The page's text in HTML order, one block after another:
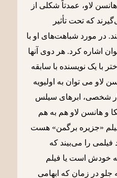
لاو، عمدتاً شکلی از
که تحت تأثیر
در مورد شباهت‌های او با
اشاره کرد. هر دوی آنها
با یک نویسنده با سابقه
لاو می توان به اولیویه
شخصی، ابرهای سیلس
و هانسن لاو هم به هم
«جزیره برگمن» هست
فیلمی را می‌‌بیند که
خودش است یا فیلم
در زمان که ابهامی